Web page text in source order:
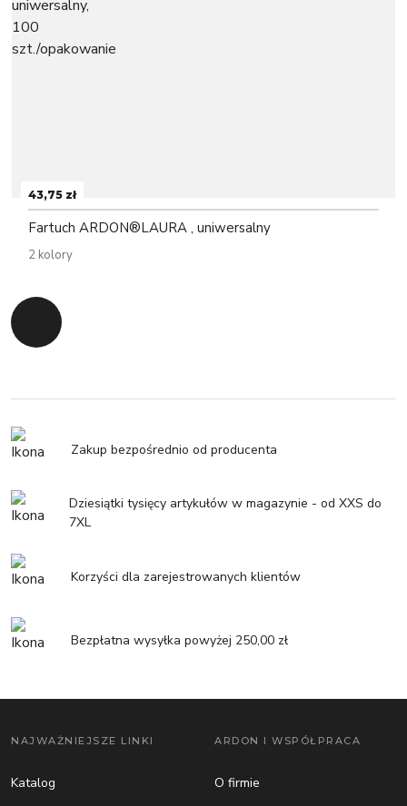
43,75 zł
Fartuch ARDON®LAURA , uniwersalny
2 kolory
Powrót do początku
Zakup bezpośrednio od producenta
Dziesiątki tysięcy artykułów w magazynie - od XXS do
7XL
Korzyści dla zarejestrowanych klientów
Bezpłatna wysyłka powyżej 250,00 zł
NAJWAŻNIEJSZE LINKI
Katalog
ARDON I WSPÓŁPRACA
O firmie